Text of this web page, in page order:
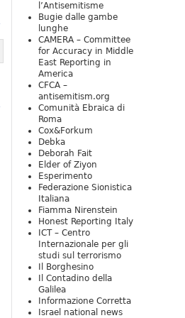
l’Antisemitisme
Bugie dalle gambe
lunghe
CAMERA – Committee
for Accuracy in Middle
East Reporting in
America
CFCA –
antisemitism.org
Comunità Ebraica di
Roma
Cox&Forkum
Debka
Deborah Fait
Elder of Ziyon
Esperimento
Federazione Sionistica
Italiana
Fiamma Nirenstein
Honest Reporting Italy
ICT – Centro
Internazionale per gli
studi sul terrorismo
Il Borghesino
Il Contadino della
Galilea
Informazione Corretta
Israel national news